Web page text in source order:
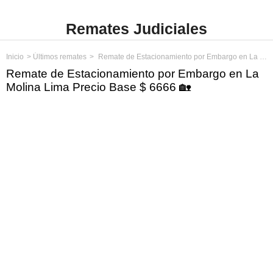
Remates Judiciales
Inicio Últimos remates Remate de Estacionamiento por Embargo en La Molina Lima Precio Base $ 6666
Remate de Estacionamiento por Embargo en La
Molina Lima Precio Base $ 6666 🏡